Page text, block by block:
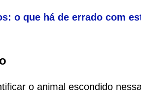
o que há de errado com
o animal escondido